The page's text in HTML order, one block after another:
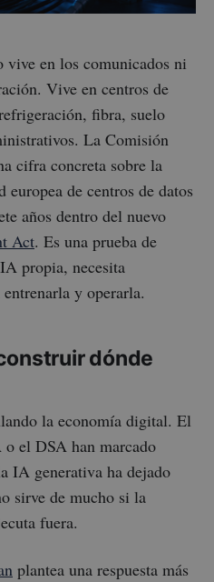
en los comunicados ni
Vive en centros de
fibra, suelo
La Comisión
cifra concreta sobre la
de centros de datos
años dentro del nuevo
Act. Es una prueba de
propia, necesita
y operarla.
dónde
la economía digital. El
el DSA han marcado
IA generativa ha dejado
sirve de mucho si la
fuera.
plantea una respuesta más